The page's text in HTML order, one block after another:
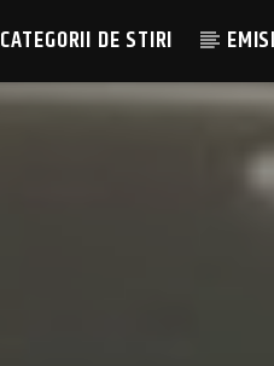
CATEGORII DE STIRI